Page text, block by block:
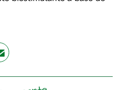
mail